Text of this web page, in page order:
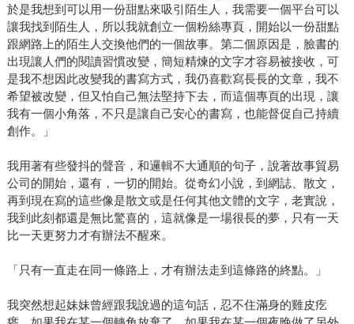
於是我想到可以用一份甜點來吸引陌生人，我需要一個平台可以
讓我找到陌生人，所以我就創立一個粉絲專頁，開始以一份甜點
跟網路上的陌生人交換他們的一個故事。第二個原因是，臉書的
出現讓人們的閱讀習慣改變，簡短精煉的文字才容易被接收，可
是我不想因此改變我的書寫方式，我仍喜歡寫長長的文章，我不
希望被改變，但又怕自己無法堅持下去，而這個專頁的出現，讓
我有一個小角落，不只是讓自己安心的書寫，也能督促自己持續
創作。」
我用著有些發抖的聲音，和邏輯不大通順的句子，說著故事貿易
公司的開始，還有，一切的開始。從奇幻小說，到網誌、散文，
再到現在寫的這些像是散文或是任何其他文體的文字，老實說，
我到此刻都還是無比驚喜的，這就像是一場很長的夢，只有一天
比一天更努力才有辦法不醒來。
「只有一直走在同一條路上，才有辦法走到這條路的終點。」
我突然想起妹妹曾經跟我說過的這句話，忍不住滿身的雞皮疙